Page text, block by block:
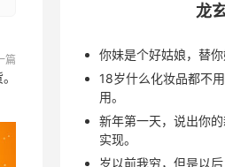
篇
龙
你妹是个好姑娘，替你
18岁什么化妆品都不
用。
新年第一天，说出你
实现。
岁以前我穷，但是以后